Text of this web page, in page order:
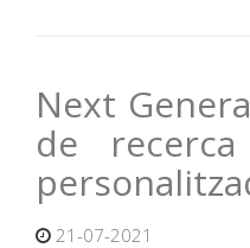
Next
de
21-07-2021